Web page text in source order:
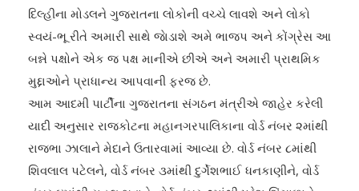
દિલ્હીના મોડલને ગુજરાતના લોકોની વચ્ચે લાવશે અને લોકો
સ્વયં-ભૂ રીતે અમારી સાથે જાેડાશે અમે ભાજપ અને કોંગ્રેસ આ
બન્ને પક્ષોને એક જ પક્ષ માનીએ છીએ અને અમારી પ્રાથમિક
મુદ્દાઓને પ્રાધાન્ય આપવાની ફરજ છે.
આમ આદમી પાર્ટીના ગુજરાતના સંગઠન મંત્રીએ જાહેર કરેલી
યાદી અનુસાર રાજકોટના મહાનગરપાલિકાના વોર્ડ નંબર ૨માંથી
રાજભા ઝાલાને મેદાને ઉતારવામાં આવ્યા છે. વોર્ડ નંબર ૮માંથી
શિવલાલ પટેલને, વોર્ડ નંબર ૩માંથી દુર્ગેશભાઈ ધનકાણીને, વોર્ડ